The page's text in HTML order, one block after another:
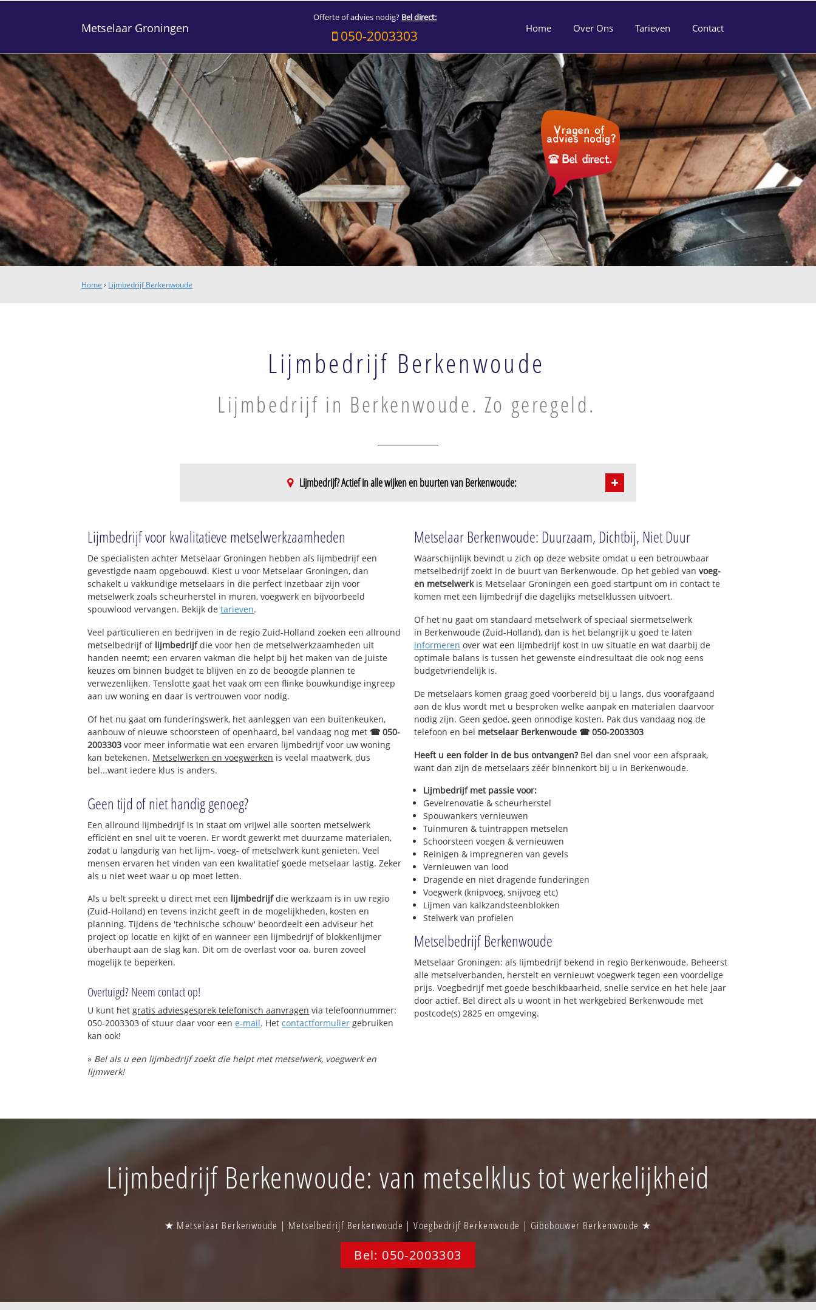
Metselaar Groningen
Offerte of advies nodig? Bel direct:
050-2003303 Home Over Ons Tarieven Contact
Home › Lijmbedrijf Berkenwoude
Lijmbedrijf Berkenwoude
Lijmbedrijf in Berkenwoude. Zo geregeld.
Lijmbedrijf? Actief in alle wijken en buurten van Berkenwoude:
Achterbroek
Lijmbedrijf voor kwalitatieve metselwerkzaamheden
De specialisten achter Metselaar Groningen hebben als lijmbedrijf een
gevestigde naam opgebouwd. Kiest u voor Metselaar Groningen, dan
schakelt u vakkundige metselaars in die perfect inzetbaar zijn voor
metselwerk zoals scheurherstel in muren, voegwerk en bijvoorbeeld
spouwlood vervangen. Bekijk detarieven.
Veel particulieren en bedrijven in de regio Zuid-Holland zoeken een allround
metselbedrijf of lijmbedrijfdie voor hen de metselwerkzaamheden uit
handen neemt; een ervaren vakman die helpt bij het maken van de juiste
keuzes om binnen budget te blijven en zo de beoogde plannen te
verwezenlijken. Tenslotte gaat het vaak om een flinke bouwkundige ingreep
aan uw woning en daar is vertrouwen voor nodig.
Of het nu gaat om funderingswerk, het aanleggen van een buitenkeuken,
aanbouw of nieuwe schoorsteen of openhaard, bel vandaag nog met ☎ 050-
2003303 voor meer informatie wat een ervaren lijmbedrijf voor uw woning
kan betekenen. Metselwerken en voegwerken is veelal maatwerk, dus
bel...want iedere klus is anders.
Geen tijd of niet handig genoeg?
Een allround lijmbedrijf is in staat om vrijwel alle soorten metselwerk
efficiënt en snel uit te voeren. Er wordt gewerkt met duurzame materialen,
zodat u langdurig van het lijm-, voeg- of metselwerk kunt genieten. Veel
mensen ervaren het vinden van een kwalitatief goede metselaar lastig. Zeker
als u niet weet waar u op moet letten.
Als u belt spreekt u direct met een lijmbedrijfdie werkzaam is in uw regio
(Zuid-Holland) en tevens inzicht geeft in de mogelijkheden, kosten en
planning. Tijdens de 'technische schouw' beoordeelt een adviseur het
project op locatie en kijkt of en wanneer een lijmbedrijf of blokkenlijmer
überhaupt aan de slag kan. Dit om de overlast voor oa. buren zoveel
mogelijk te beperken.
Overtuigd? Neem contact op!
U kunt hetgratis adviesgesprek telefonisch aanvragen via telefoonnummer:
050-2003303 of stuur daar voor eene-mail. Hetcontactformulier gebruiken
kan ook!
» Bel als u een lijmbedrijf zoekt die helpt met metselwerk, voegwerk en
lijmwerk!
Metselaar Berkenwoude: Duurzaam, Dichtbij, Niet Duur
Waarschijnlijk bevindt u zich op deze website omdat u een betrouwbaar
metselbedrijf zoekt in de buurt van Berkenwoude. Op het gebied van voeg-
en metselwerkis Metselaar Groningen een goed startpunt om in contact te
komen met een lijmbedrijf die dagelijks metselklussen uitvoert.
Of het nu gaat om standaard metselwerk of speciaal siermetselwerk
in Berkenwoude (Zuid-Holland), dan is het belangrijk u goed te laten
informeren over wat een lijmbedrijf kost in uw situatie en wat daarbij de
optimale balans is tussen het gewenste eindresultaat die ook nog eens
budgetvriendelijk is.
De metselaars komen graag goed voorbereid bij u langs, dus voorafgaand
aan de klus wordt met u besproken welke aanpak en materialen daarvoor
nodig zijn. Geen gedoe, geen onnodige kosten. Pak dus vandaag nog de
telefoon en bel metselaar Berkenwoude ☎ 050-2003303
Heeft u een folder in de bus ontvangen?Bel dan snel voor een afspraak,
want dan zijn de metselaars zéér binnenkort bij u in Berkenwoude.
Lijmbedrijf met passie voor:
Gevelrenovatie & scheurherstel
Spouwankers vernieuwen
Tuinmuren & tuintrappen metselen
Schoorsteen voegen & vernieuwen
Reinigen & impregneren van gevels
Vernieuwen van lood
Dragende en niet dragende funderingen
Voegwerk (knipvoeg, snijvoeg etc)
Lijmen van kalkzandsteenblokken
Stelwerk van profielen
Metselbedrijf Berkenwoude
Metselaar Groningen: als lijmbedrijf bekend in regio Berkenwoude. Beheerst
alle metselverbanden, herstelt en vernieuwt voegwerk tegen een voordelige
prijs. Voegbedrijf met goede beschikbaarheid, snelle service en het hele jaar
door actief. Bel direct als u woont in het werkgebied Berkenwoude met
postcode(s) 2825 en omgeving.
Lijmbedrijf Berkenwoude: van metselklus tot werkelijkheid
★ Metselaar Berkenwoude | Metselbedrijf Berkenwoude | Voegbedrijf Berkenwoude | Gibobouwer Berkenwoude ★
Bel: 050-2003303